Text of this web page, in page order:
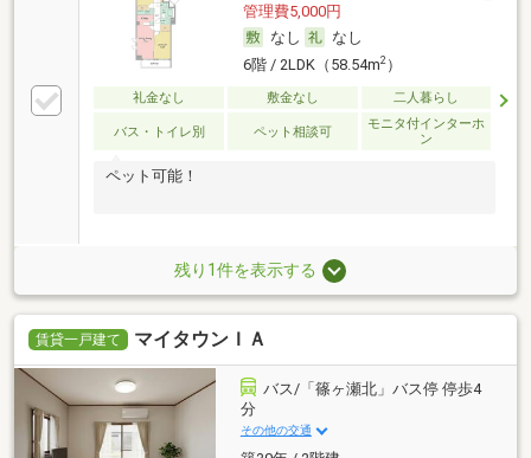
管理費5,000円
なし
なし
6階 / 2LDK（58.54m2）
礼金なし 敷金なし 二人暮らし
バス・トイレ別 ペット相談可
モニタ付インターホ
ン
ペット可能！
残り1件を表示する
賃貸一戸建て マイタウンＩＡ
バス/「篠ヶ瀬北」バス停 停歩4
分
その他の交通